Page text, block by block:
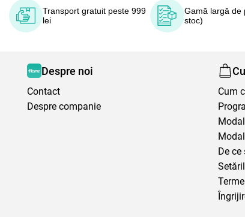
Transport gratuit peste 999
lei
Gamă largă de
stoc)
Despre noi
Contact
Despre companie
Cum
De